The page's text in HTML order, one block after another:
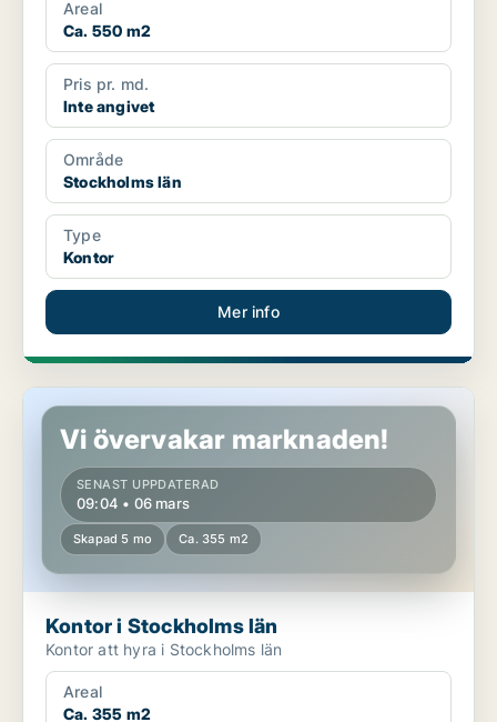
Areal
Ca. 550 m2
Pris pr. md.
Inte angivet
Område
Stockholms län
Type
Kontor
Mer info
Kontor i Stockholms län
Vi övervakar marknaden!
SENAST UPPDATERAD
09:04 • 06 mars
Skapad 5 mo Ca. 355 m2
Kontor i Stockholms län
Kontor att hyra i Stockholms län
Areal
Ca. 355 m2